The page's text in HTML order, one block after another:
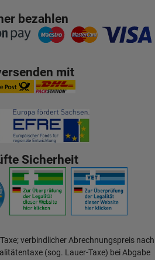
bezahlen
mit
Sicherheit
verbindlicher Abrechnungspreis nach
(sog. Lauer-Taxe) bei Abgabe